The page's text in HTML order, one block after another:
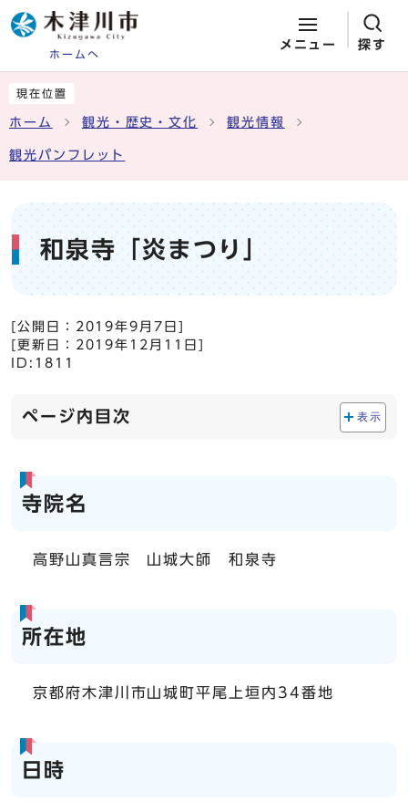
ホームへ
メニュー 探す
現在位置
ホーム 観光・歴史・文化 観光情報
観光パンフレット
和泉寺「炎まつり」
[公開日： 2019年9月7日
[更新日： 2019年12月11日
ID:1811
ページ内目次 表示
寺院名
高野山真言宗 山城大師 和泉寺
所在地
京都府木津川市山城町平尾上垣内34番地
日時